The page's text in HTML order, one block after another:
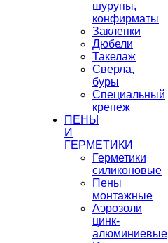
шурупы,
конфирматы
Заклепки
Дюбели
Такелаж
Сверла,
буры
Специальный
крепеж
ПЕНЫ
И
ГЕРМЕТИКИ
Герметики
силиконовые
Пены
монтажные
Аэрозоли
цинк-
алюминиевые